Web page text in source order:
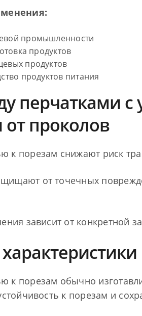
промышленности
продуктов
продуктов
продуктов питания
перчатками с
проколов
к порезам снижают риск
от точечных
зависит от конкретной
к порезам обычно
к порезам и